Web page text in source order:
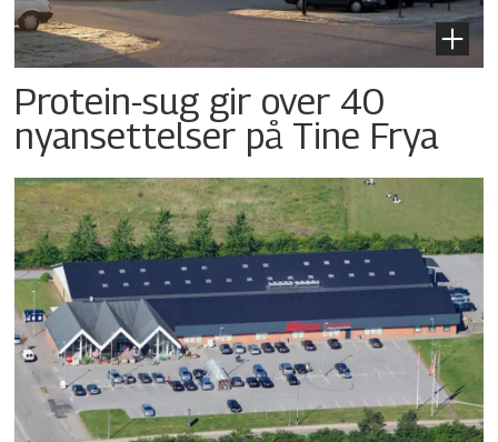
Protein-sug gir over 40
nyansettelser på Tine Frya